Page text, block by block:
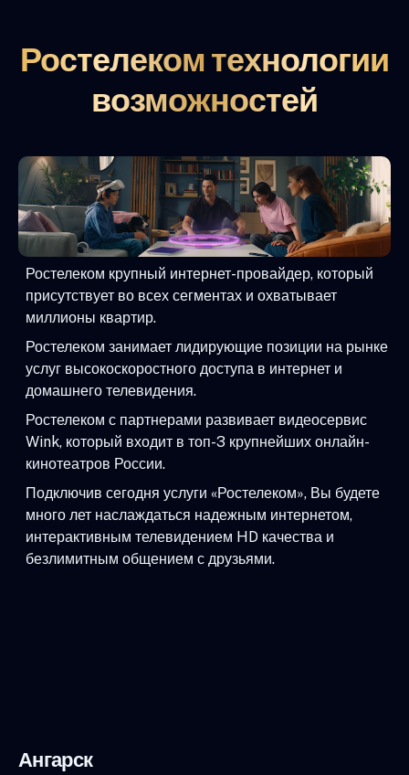
Ростелеком технологии
возможностей
Ростелеком крупный интернет-провайдер, который
присутствует во всех сегментах и охватывает
миллионы квартир.
Ростелеком занимает лидирующие позиции на рынке
услуг высокоскоростного доступа в интернет и
домашнего телевидения.
Ростелеком с партнерами развивает видеосервис
Wink, который входит в топ-3 крупнейших онлайн-
кинотеатров России.
Подключив сегодня услуги «Ростелеком», Вы будете
много лет наслаждаться надежным интернетом,
интерактивным телевидением HD качества и
безлимитным общением с друзьями.
Ангарск